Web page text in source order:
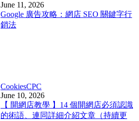
June 11, 2026
Google 廣告攻略：網店 SEO 關鍵字行
銷法
CookiesCPC
June 10, 2026
【 開網店教學 】14 個開網店必須認識
的術語、連同詳細介紹文章（持續更